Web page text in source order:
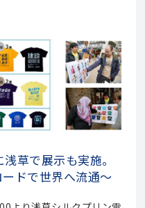
草で展示も実施。
ドで世界へ流通～